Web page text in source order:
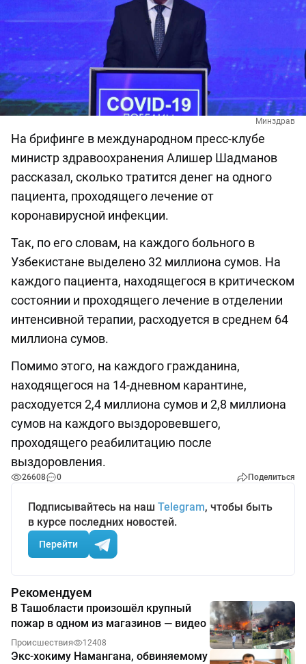
Минздрав
На брифинге в международном пресс-клубе
министр здравоохранения Алишер Шадманов
рассказал, сколько тратится денег на одного
пациента, проходящего лечение от
коронавирусной инфекции.
Так, по его словам, на каждого больного в
Узбекистане выделено 32 миллиона сумов. На
каждого пациента, находящегося в критическом
состоянии и проходящего лечение в отделении
интенсивной терапии, расходуется в среднем 64
миллиона сумов.
Помимо этого, на каждого гражданина,
находящегося на 14-дневном карантине,
расходуется 2,4 миллиона сумов и 2,8 миллиона
сумов на каждого выздоровевшего,
проходящего реабилитацию после
выздоровления.
26608 0 Поделиться
Подписывайтесь на наш Telegram, чтобы быть
в курсе последних новостей.
Перейти
Рекомендуем
В Ташобласти произошёл крупный
пожар в одном из магазинов — видео
Происшествия 12408
Экс-хокиму Намангана, обвиняемому